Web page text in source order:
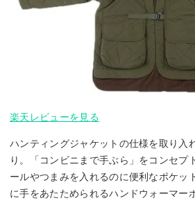
楽天レビューを見る
ハンティングジャケットの仕様を取り入
り。「コンビニまで手ぶら」をコンセプ
ールやつまみを入れるのに便利なポケッ
に手をあたためられるハンドウォーマー